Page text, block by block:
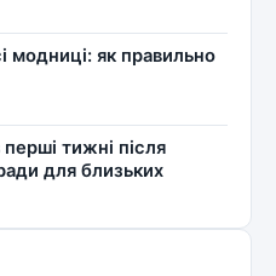
модниці: як правильно
тижні після
для близьких